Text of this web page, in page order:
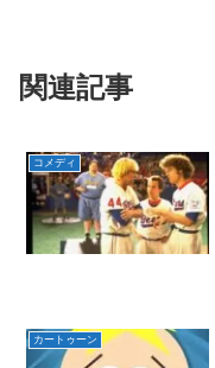
関連記事
コメディ
カートゥーン